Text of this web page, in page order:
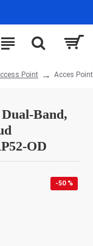
Point Acces
Band,
OD
-50 %